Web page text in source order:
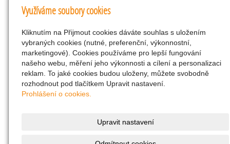
Kontakty
KNK obchodní společnost s r.o.
Komenského 127, Žacléř, 542 01 Číslo účtu:
286293602/0300
25298518
CZ25298518
info@drogerienacestach.cz
Využíváme soubory cookies
Kliknutím na Přijmout cookies dáváte souhlas s uložením
vybraných cookies (nutné, preferenční, výkonnostní,
marketingové). Cookies používáme pro lepší fungování
našeho webu, měření jeho výkonnosti a cílení a personalizaci
reklam. To jaké cookies budou uloženy, můžete svobodně
rozhodnout pod tlačítkem Upravit nastavení.
Prohlášení o cookies.
Upravit nastavení